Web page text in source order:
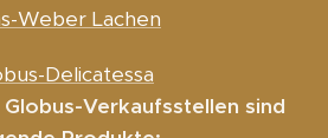
Weber Lachen
Delicatessa
Verkaufsstellen sind